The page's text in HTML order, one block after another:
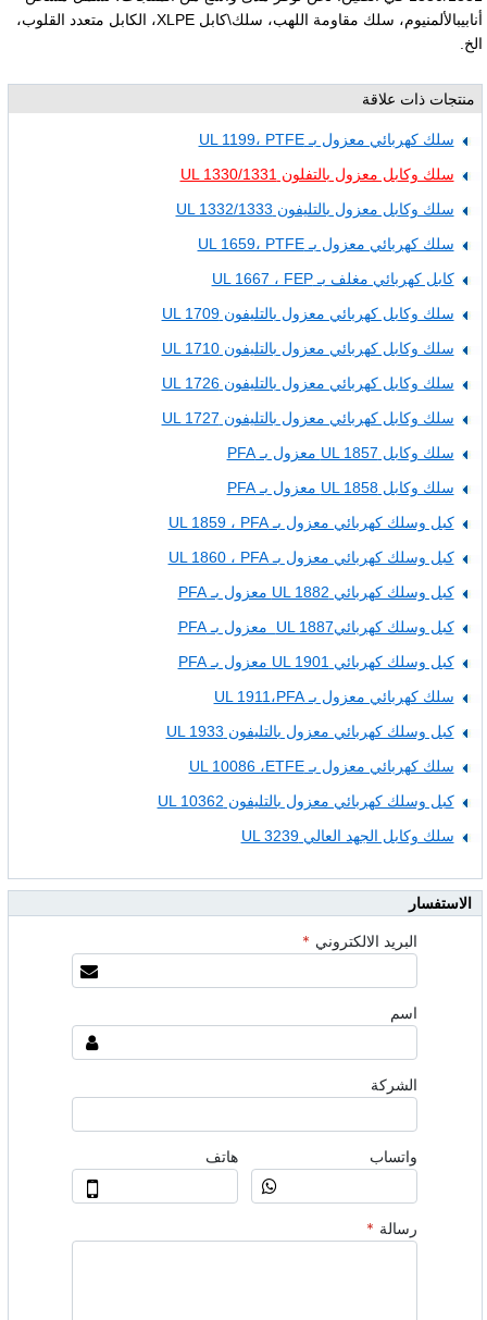
أنابيبالألمنيوم، سلك مقاومة اللهب، سلك\كابل XLPE، الكابل متعدد القلوب،
الخ.
منتجات ذات علاقة
سلك كهربائي معزول بـ UL 1199، PTFE
سلك وكابل معزول بالتفلون UL 1330/1331
سلك وكابل معزول بالتليفون UL 1332/1333
سلك كهربائي معزول بـ UL 1659، PTFE
كابل كهربائي مغلف بـ UL 1667 ، FEP
سلك وكابل كهربائي معزول بالتليفون UL 1709
سلك وكابل كهربائي معزول بالتليفون UL 1710
سلك وكابل كهربائي معزول بالتليفون UL 1726
سلك وكابل كهربائي معزول بالتليفون UL 1727
سلك وكابل UL 1857 معزول بـ PFA
سلك وكابل UL 1858 معزول بـ PFA
كبل وسلك كهربائي معزول بـ UL 1859 ، PFA
كبل وسلك كهربائي معزول بـ UL 1860 ، PFA
كبل وسلك كهربائي UL 1882 معزول بـ PFA
كبل وسلك كهربائيUL 1887 معزول بـ PFA
كبل وسلك كهربائي UL 1901 معزول بـ PFA
سلك كهربائي معزول بـ UL 1911،PFA
كبل وسلك كهربائي معزول بالتليفون UL 1933
سلك كهربائي معزول بـ UL 10086 ،ETFE
كبل وسلك كهربائي معزول بالتليفون UL 10362
سلك وكابل الجهد العالي UL 3239
الاستفسار